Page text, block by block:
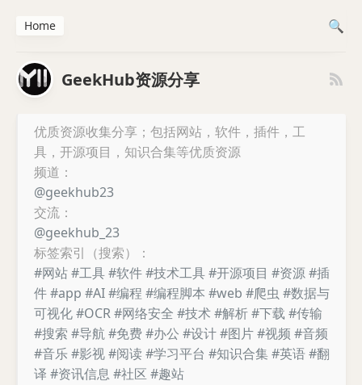
GeekHub资源分享
优质资源收集分享；包括网站，软件，插件，工
具，开源项目，知识合集等优质资源
频道：
@geekhub23
交流：
@geekhub_23
标签索引（搜索）：
#网站#工具#软件#技术工具#开源项目 #资源#插
件#app #AI#编程 #编程脚本 #web #爬虫 #数据与
可视化#OCR#网络安全 #技术#解析#下载 #传输
#搜索 #导航#免费#办公 #设计#图片#视频 #音频
#音乐#影视#阅读 #学习平台 #知识合集#英语#翻
译 #资讯信息 #社区 #趣站
Home